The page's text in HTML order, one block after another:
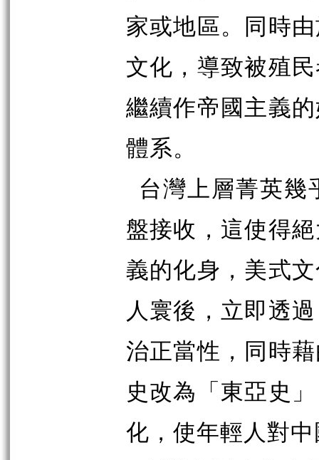
家或地區。同時
文化，導致被殖
繼續作帝國主義
體系。
台灣上層菁英幾
盤接收，這使得
義的化身，美式
人寰後，立即透
治正當性，同時
史改為「東亞史
化，使年輕人對